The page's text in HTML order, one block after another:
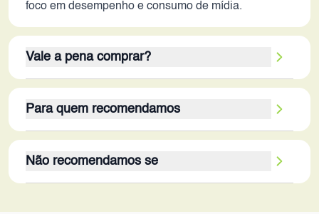
foco em desempenho e consumo de mídia.
Vale a pena comprar?
prioriza tela de qualidade, bateria duradoura e
desempenho consistente em tarefas cotidianas e
espaço de sobra para aplicativos, fotos e vídeos. A
conectividade 5G garante uma experiência de
Para quem recomendamos
estudantes, profissionais que precisam de um
celular confiável para o dia a dia e usuários que
Não recomendamos se